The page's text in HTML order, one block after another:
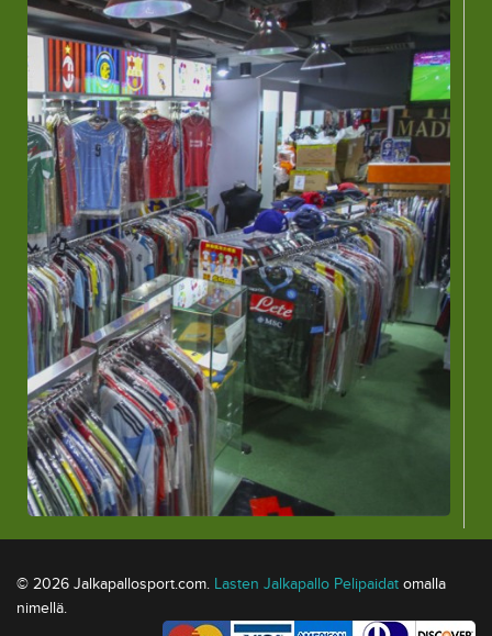
© 2026 Jalkapallosport.com. Lasten Jalkapallo Pelipaidat omalla
nimellä.